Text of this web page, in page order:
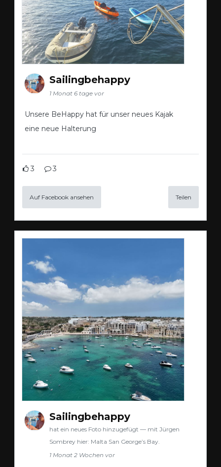
Sailingbehappy
1 Monat 6 tage vor
Unsere BeHappy hat für unser neues Kajak
eine neue Halterung
3 3
Auf Facebook ansehen Teilen
Sailingbehappy
hat ein neues Foto hinzugefügt — mit Jürgen
Sombrey hier: Malta San George’s Bay.
1 Monat 2 Wochen vor